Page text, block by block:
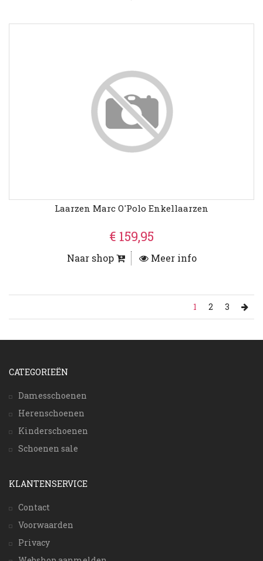
Laarzen Marc O'Polo Enkellaarzen
€ 159,95
Naar shop Meer info
1 2 3
CATEGORIEËN
Damesschoenen
Herenschoenen
Kinderschoenen
Schoenen sale
KLANTENSERVICE
Contact
Voorwaarden
Privacy